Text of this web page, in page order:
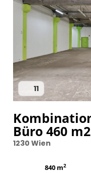
11
Büro 460
1230 Wien
840 m2